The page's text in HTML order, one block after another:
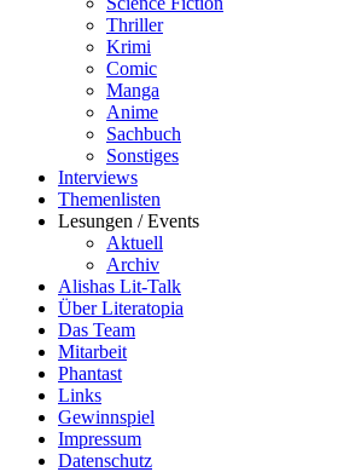
Thriller
Krimi
Comic
Manga
Anime
Sachbuch
Sonstiges
Interviews
Themenlisten
Lesungen / Events
Aktuell
Archiv
Alishas Lit-Talk
Über Literatopia
Das Team
Mitarbeit
Phantast
Links
Gewinnspiel
Impressum
Datenschutz